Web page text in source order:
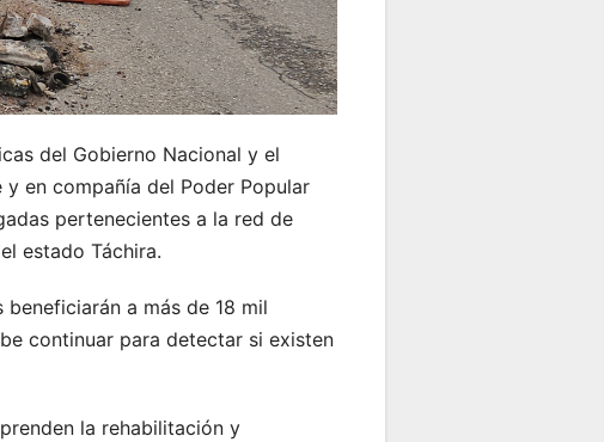
del Gobierno Nacional y el
en compañía del Poder Popular
pertenecientes a la red de
estado Táchira.
a más de 18 mil
continuar para detectar si existen
la rehabilitación y